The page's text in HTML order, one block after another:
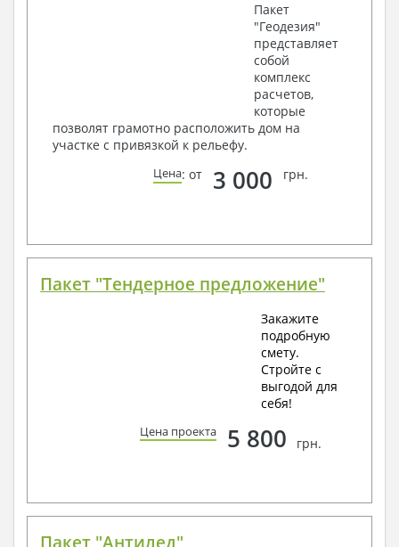
Пакет
"Геодезия"
представляет
собой
комплекс
расчетов,
которые
позволят грамотно расположить дом на
участке с привязкой к рельефу.
Цена: от 3 000 грн.
Пакет "Тендерное предложение"
Закажите
подробную
смету.
Стройте с
выгодой для
себя!
Цена проекта 5 800 грн.
Пакет "Антилед"